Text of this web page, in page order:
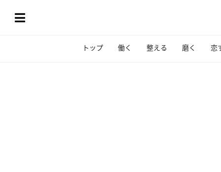
トップ 働く 整える 磨く 恋